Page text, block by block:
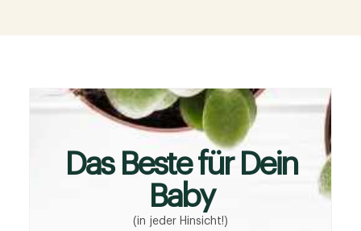
Das Beste für Dein
Baby
(in jeder Hinsicht!)